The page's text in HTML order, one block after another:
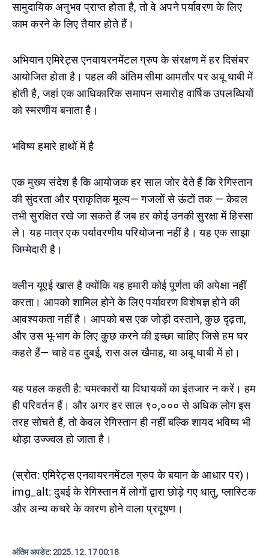
सामुदायिक अनुभव प्राप्त होता है, तो वे अपने पर्यावरण के लिए
काम करने के लिए तैयार होते हैं।
अभियान एमिरेट्स एनवायरनमेंटल ग्रुप के संरक्षण में हर दिसंबर
आयोजित होता है। पहल की अंतिम सीमा आमतौर पर अबू धाबी में
होती है, जहां एक आधिकारिक समापन समारोह वार्षिक उपलब्धियों
को स्मरणीय बनाता है।
भविष्य हमारे हाथों में है
एक मुख्य संदेश है कि आयोजक हर साल जोर देते हैं कि रेगिस्तान
की सुंदरता और प्राकृतिक मूल्य— गजलों से ऊंटों तक — केवल
तभी सुरक्षित रखे जा सकते हैं जब हर कोई उनकी सुरक्षा में हिस्सा
ले। यह मात्र एक पर्यावरणीय परियोजना नहीं है। यह एक साझा
जिम्मेदारी है।
क्लीन यूएई खास है क्योंकि यह हमारी कोई पूर्णता की अपेक्षा नहीं
करता। आपको शामिल होने के लिए पर्यावरण विशेषज्ञ होने की
आवश्यकता नहीं है। आपको बस एक जोड़ी दस्ताने, कुछ दृढ़ता,
और उस भू-भाग के लिए कुछ करने की इच्छा चाहिए जिसे हम घर
कहते हैं— चाहे वह दुबई, रास अल खैमाह, या अबू धाबी में हो।
यह पहल कहती है: चमत्कारों या विधायकों का इंतजार न करें। हम
ही परिवर्तन हैं। और अगर हर साल ९०,००० से अधिक लोग इस
तरह सोचते हैं, तो केवल रेगिस्तान ही नहीं बल्कि शायद भविष्य भी
थोड़ा उज्ज्वल हो जाता है।
(स्रोत: एमिरेट्स एनवायरनमेंटल ग्रुप के बयान के आधार पर)।
img_alt: दुबई के रेगिस्तान में लोगों द्वारा छोड़े गए धातु, प्लास्टिक
और अन्य कचरे के कारण होने वाला प्रदूषण।
अंतिम अपडेट:2025. 12. 17 00:18